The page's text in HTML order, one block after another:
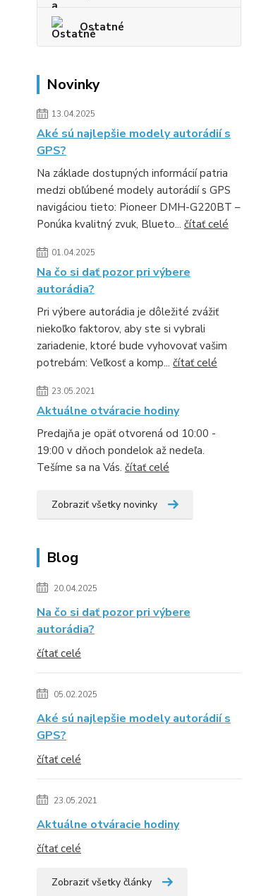
Ostatné
Novinky
13.04.2025
Aké sú najlepšie modely autorádií s
GPS?
Na základe dostupných informácií patria
medzi obľúbené modely autorádií s GPS
navigáciou tieto: Pioneer DMH-G220BT –
Ponúka kvalitný zvuk, Blueto... čítať celé
01.04.2025
Na čo si dať pozor pri výbere
autorádia?
Pri výbere autorádia je dôležité zvážiť
niekoľko faktorov, aby ste si vybrali
zariadenie, ktoré bude vyhovovať vašim
potrebám: Veľkosť a komp... čítať celé
23.05.2021
Aktuálne otváracie hodiny
Predajňa je opäť otvorená od 10:00 -
19:00 v dňoch pondelok až nedeľa.
Tešíme sa na Vás. čítať celé
Zobraziť všetky novinky
Blog
20.04.2025
Na čo si dať pozor pri výbere
autorádia?
čítať celé
05.02.2025
Aké sú najlepšie modely autorádií s
GPS?
čítať celé
23.05.2021
Aktuálne otváracie hodiny
čítať celé
Zobraziť všetky články